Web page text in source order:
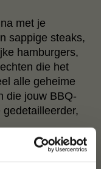
met je
sappige steaks,
hamburgers,
die het
alle geheime
die jouw BBQ-
recepten
het recept dat